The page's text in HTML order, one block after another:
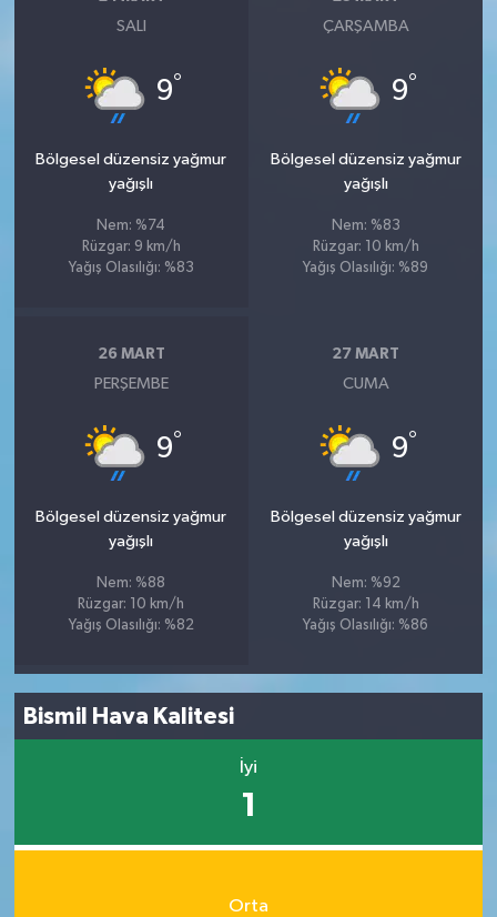
SALI
9°
Bölgesel düzensiz yağmur
yağışlı
Nem: %74
Rüzgar: 9 km/h
Yağış Olasılığı: %83
ÇARŞAMBA
9°
Bölgesel düzensiz yağmur
yağışlı
Nem: %83
Rüzgar: 10 km/h
Yağış Olasılığı: %89
26 MART
PERŞEMBE
9°
Bölgesel düzensiz yağmur
yağışlı
Nem: %88
Rüzgar: 10 km/h
Yağış Olasılığı: %82
27 MART
CUMA
9°
Bölgesel düzensiz yağmur
yağışlı
Nem: %92
Rüzgar: 14 km/h
Yağış Olasılığı: %86
Bismil Hava Kalitesi
İyi
1
Orta